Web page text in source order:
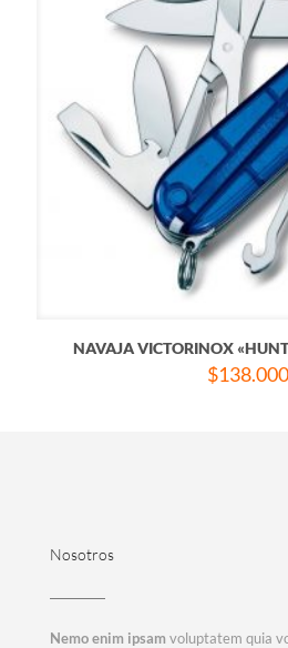
NAVAJA VICTORINOX
$138.000
Nosotros
Nemo enim ipsam voluptatem quia